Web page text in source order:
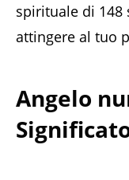
spirituale di 148
attingere al tuo
Angelo